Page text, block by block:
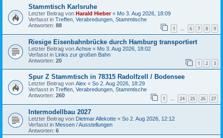
Stammtisch Karlsruhe
Letzter Beitrag von Harald Hieber« Mo 3. Aug 2026, 18:09
Verfasst in Treffen, Verabredungen, Stammtische
Antworten: 88 1 … 6 7 8 9
Riesige Eisenbahnbrücke durch Hamburg transportiert
Letzter Beitrag von Achse « Mo 3. Aug 2026, 18:02
Verfasst in Links zur großen Bahn
Antworten: 20 1 2 3
Spur Z Stammtisch in 78315 Radolfzell / Bodensee
Letzter Beitrag von Alex « So 2. Aug 2026, 18:29
Verfasst in Treffen, Verabredungen, Stammtische
Antworten: 260 1 … 24 25 26 27
Intermodellbau 2027
Letzter Beitrag von Dietmar Allekotte « So 2. Aug 2026, 12:12
Verfasst in Messen / Ausstellungen
Antworten: 6